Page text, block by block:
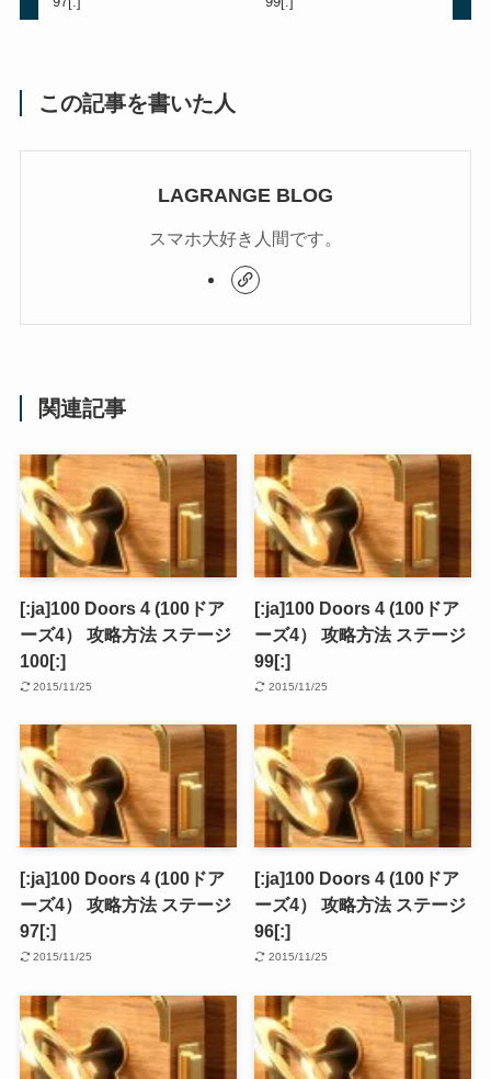
この記事を書いた人
LAGRANGE BLOG
スマホ大好き人間です。
関連記事
[:ja]100 Doors 4 (100ドア
ーズ4） 攻略方法 ステージ
100[:]
2015/11/25
[:ja]100 Doors 4 (100ドア
ーズ4） 攻略方法 ステージ
99[:]
2015/11/25
[:ja]100 Doors 4 (100ドア
ーズ4） 攻略方法 ステージ
97[:]
2015/11/25
[:ja]100 Doors 4 (100ドア
ーズ4） 攻略方法 ステージ
96[:]
2015/11/25